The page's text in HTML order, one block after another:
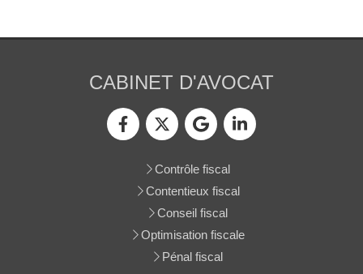
CABINET D'AVOCAT
Contrôle fiscal
Contentieux fiscal
Conseil fiscal
Optimisation fiscale
Pénal fiscal